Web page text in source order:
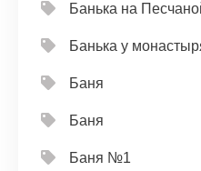
Банька на
Банька у
Баня
Баня
Баня №1